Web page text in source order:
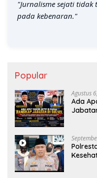
"Jurnalisme sejati
pada kebenaran."
Popular
Agustus
Ada